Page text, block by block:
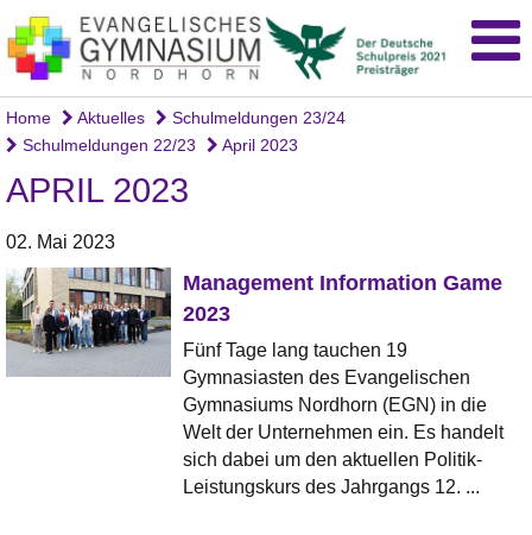
Home Aktuelles
Schulmeldungen 23/24
Schulmeldungen 22/23
April 2023
APRIL 2023
02. Mai 2023
Management Information Game
2023
Fünf Tage lang tauchen 19
Gymnasiasten des Evangelischen
Gymnasiums Nordhorn (EGN) in die
Welt der Unternehmen ein. Es handelt
sich dabei um den aktuellen Politik-
Leistungskurs des Jahrgangs 12. ...